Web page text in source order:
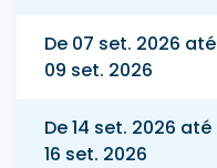
De 07 set. 2026 até
09 set. 2026
De 14 set. 2026 até
16 set. 2026